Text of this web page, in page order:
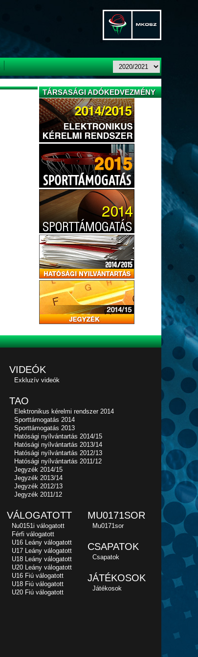
TÁRSASÁGI ADÓKEDVEZMÉNY
VIDEÓK
Exkluzív videók
TAO
Elektronikus kérelmi rendszer 2014
Sporttámogatás 2014
Sporttámogatás 2013
Hatósági nyílvántartás 2014/15
Hatósági nyílvántartás 2013/14
Hatósági nyílvántartás 2012/13
Hatósági nyílvántartás 2011/12
Jegyzék 2014/15
Jegyzék 2013/14
Jegyzék 2012/13
Jegyzék 2011/12
VÁLOGATOTT
Nu0151i válogatott
Férfi válogatott
U16 Leány válogatott
U17 Leány válogatott
U18 Leány válogatott
U20 Leány válogatott
U16 Fiú válogatott
U18 Fiú válogatott
U20 Fiú válogatott
MU0171SOR
Mu0171sor
CSAPATOK
Csapatok
JÁTÉKOSOK
Játékosok